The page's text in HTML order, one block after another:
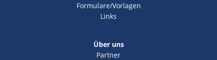
Formulare/Vorlagen
Links
Über uns
Partner